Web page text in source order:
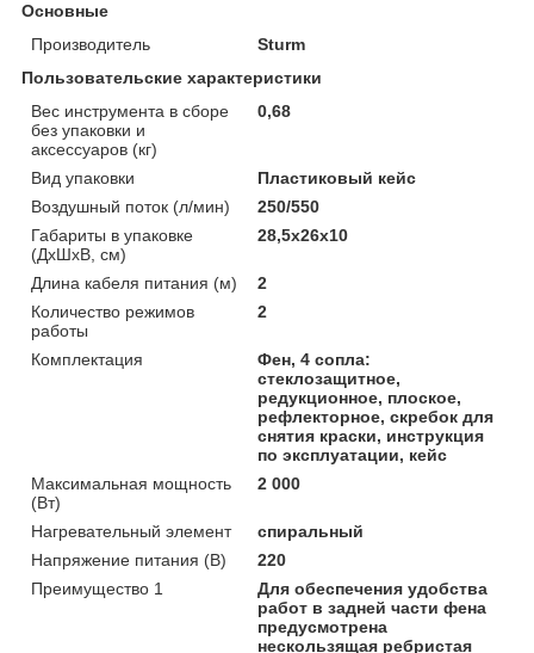
Основные
Производитель
Sturm
Пользовательские характеристики
Вес инструмента в сборе
без упаковки и
аксессуаров (кг)
0,68
Вид упаковки
Пластиковый кейс
Воздушный поток (л/мин)
250/550
Габариты в упаковке
(ДхШхВ, см)
28,5x26x10
Длина кабеля питания (м)
2
Количество режимов
работы
2
Комплектация
Фен, 4 сопла:
стеклозащитное,
редукционное, плоское,
рефлекторное, скребок для
снятия краски, инструкция
по эксплуатации, кейс
Максимальная мощность
(Вт)
2 000
Нагревательный элемент
спиральный
Напряжение питания (В)
220
Преимущество 1
Для обеспечения удобства
работ в задней части фена
предусмотрена
нескользящая ребристая